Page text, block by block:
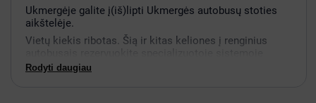
Ukmergėje galite į(iš)lipti Ukmergės autobusų stoties
aikštelėje.
Vietų kiekis ribotas. Šią ir kitas keliones į renginius
Busmio.com.
Rodyti daugiau